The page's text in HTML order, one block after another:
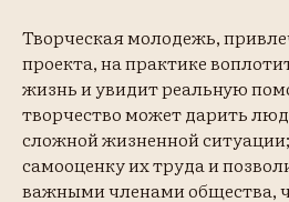
Творческая молодежь,
проекта, на практике
жизнь и увидит реальную
творчество может дарить
сложной жизненной
самооценку их труда и
важными членами общества,